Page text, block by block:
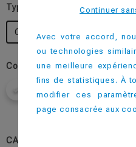
Type d'impression
Quadrichromie IML
Couleur
CATEGORIES:
Continuer
Avec votre accord,
ou technologies
une meilleure
fins de statistiques. À
modifier ces
page consacrée aux